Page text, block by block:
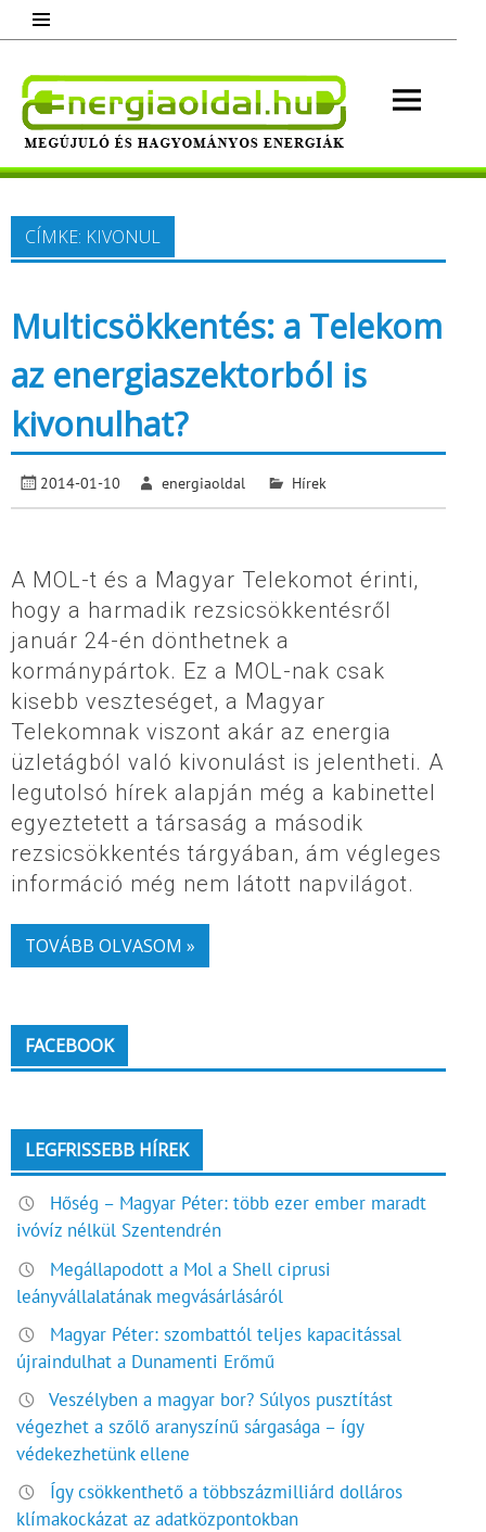
content
Megújuló és hagyományos energiák.
Minden, ami energia!
CÍMKE: KIVONUL
Multicsökkentés: a Telekom
az energiaszektorból is
kivonulhat?
2014-01-10 energiaoldal Hírek
A MOL-t és a Magyar Telekomot érinti,
hogy a harmadik rezsicsökkentésről
január 24-én dönthetnek a
kormánypártok. Ez a MOL-nak csak
kisebb veszteséget, a Magyar
Telekomnak viszont akár az energia
üzletágból való kivonulást is jelentheti. A
legutolsó hírek alapján még a kabinettel
egyeztetett a társaság a második
rezsicsökkentés tárgyában, ám végleges
információ még nem látott napvilágot.
TOVÁBB OLVASOM »
FACEBOOK
LEGFRISSEBB HÍREK
Hőség – Magyar Péter: több ezer ember maradt
ivóvíz nélkül Szentendrén
Megállapodott a Mol a Shell ciprusi
leányvállalatának megvásárlásáról
Magyar Péter: szombattól teljes kapacitással
újraindulhat a Dunamenti Erőmű
Veszélyben a magyar bor? Súlyos pusztítást
végezhet a szőlő aranyszínű sárgasága – így
védekezhetünk ellene
Így csökkenthető a többszázmilliárd dolláros
klímakockázat az adatközpontokban